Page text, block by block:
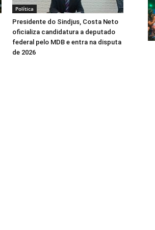
Política
Presidente do Sindjus, Costa Neto
oficializa candidatura a deputado
federal pelo MDB e entra na disputa
de 2026